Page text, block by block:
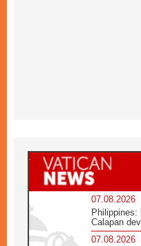
07.08.2026
Calapan
07.08.2026